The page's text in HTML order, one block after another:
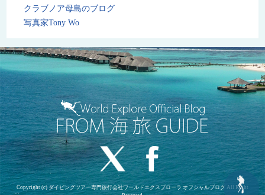
クラブノア母島のブログ
写真家Tony Wo
Copyright (c) ダイビングツアー専門旅行会社ワールドエクスプローラ オフシャルブログ All Right